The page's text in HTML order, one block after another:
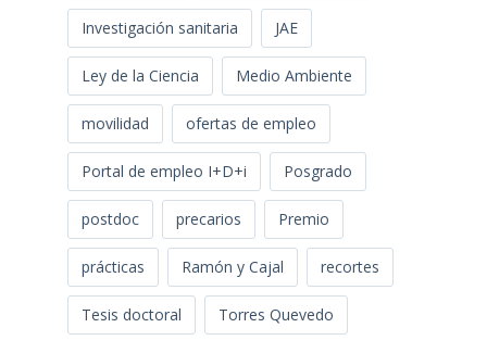
Investigación sanitaria JAE
Ley de la Ciencia Medio Ambiente
movilidad ofertas de empleo
Portal de empleo I+D+i Posgrado
postdoc precarios Premio
prácticas Ramón y Cajal recortes
Tesis doctoral Torres Quevedo